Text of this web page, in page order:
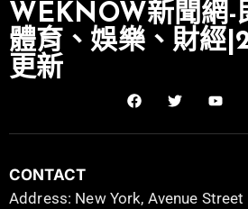
WEKNOW新聞網-
體育、娛樂、財經
更新
CONTACT
Address: New York, Avenue Street